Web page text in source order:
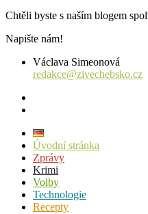
Chtěli byste s naším blogem
Napište nám!
Václava Simeonová
redakce@zivechebsko.cz
Úvodní stránka
Zprávy
Krimi
Volby
Technologie
Recepty